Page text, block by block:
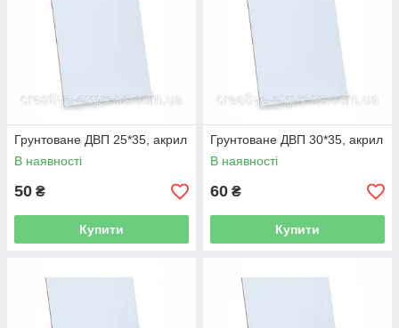
Грунтоване ДВП 25*35, акрил
В наявності
50 ₴
Купити
Грунтоване ДВП 30*35, акрил
В наявності
60 ₴
Купити